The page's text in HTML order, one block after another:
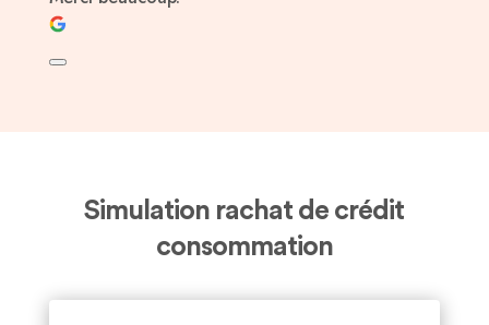
Simulation rachat de crédit
consommation